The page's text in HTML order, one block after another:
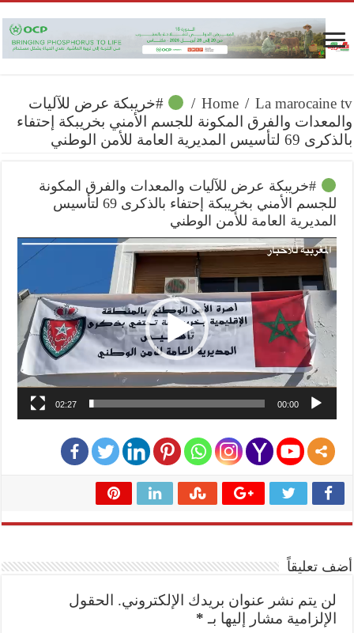
Home / La marocaine tv
/
#خريبكة عرض للآليات
والمعدات والفرق المكونة للجسم الأمني بخريبكة إحتفاء
بالذكرى 69 لتأسيس المديرية العامة للأمن الوطني
#خريبكة عرض للآليات والمعدات والفرق المكونة
للجسم الأمني بخريبكة إحتفاء بالذكرى 69 لتأسيس
المديرية العامة للأمن الوطني
00:00
02:27
أضف تعليقاً
لن يتم نشر عنوان بريدك الإلكتروني.
الحقول
الإلزامية مشار إليها بـ *